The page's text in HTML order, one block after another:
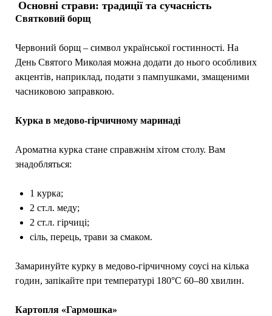
Основні страви: традиції та сучасність
Святковий борщ
Червоний борщ – символ української гостинності. На
День Святого Миколая можна додати до нього особливих
акцентів, наприклад, подати з пампушками, змащеними
часниковою заправкою.
Курка в медово-гірчичному маринаді
Ароматна курка стане справжнім хітом столу. Вам
знадобляться:
1 курка;
2 ст.л. меду;
2 ст.л. гірчиці;
сіль, перець, трави за смаком.
Замаринуйте курку в медово-гірчичному соусі на кілька
годин, запікайте при температурі 180°C 60–80 хвилин.
Картопля «Гармошка»